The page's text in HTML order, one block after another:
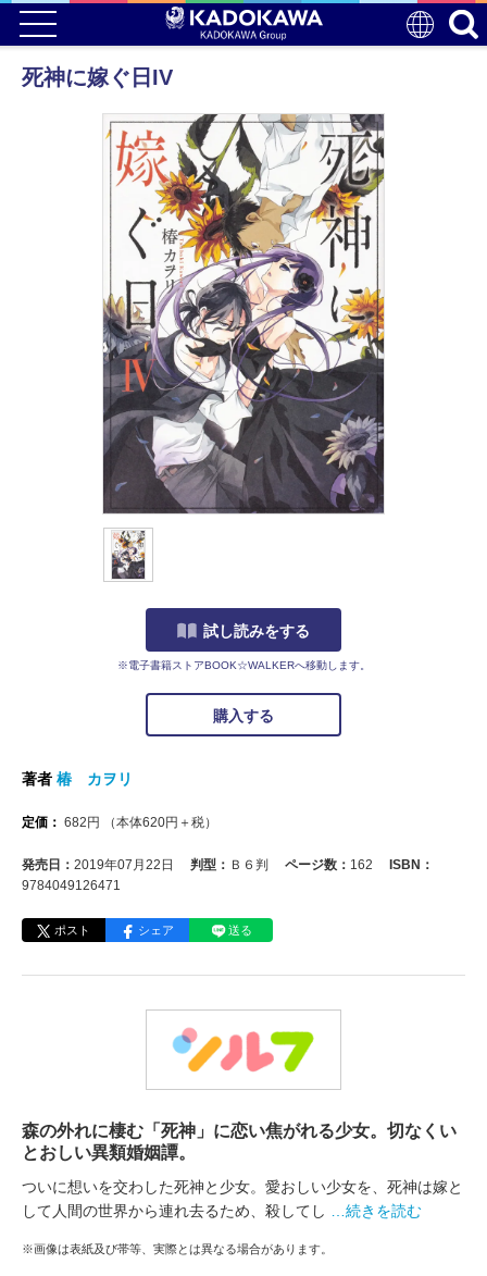
死神に嫁ぐ日IV
試し読みをする
※電子書籍ストアBOOK☆WALKERへ移動します。
購入する
著者 椿 カヲリ
定価： 682 円 （本体620円＋税）
発売日： 2019年07月22日 判型： Ｂ６判 ページ数： 162
ISBN：
9784049126471
ポスト シェア 送る
森の外れに棲む「死神」に恋い焦がれる少女。切なくい
とおしい異類婚姻譚。
ついに想いを交わした死神と少女。愛おしい少女を、死神は嫁と
して人間の世界から連れ去るため、殺してし
…続きを読む
※画像は表紙及び帯等、実際とは異なる場合があります。